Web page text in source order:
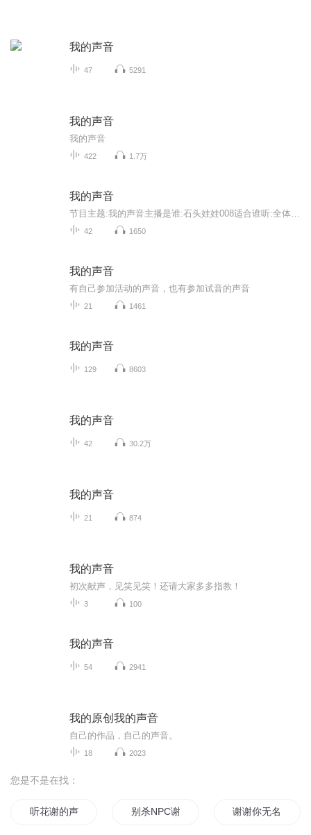
我的声音
47 5291
我的声音
我的声音
422 1.7万
我的声音
42 1650
我的声音
有自己参加活动的声音，也有参加试音的声音
21 1461
我的声音
129 8603
我的声音
42 30.2万
我的声音
21 874
我的声音
初次献声，见笑见笑！还请大家多多指教！
3 100
我的声音
54 2941
我的原创我的声音
自己的作品，自己的声音。
18 2023
您是不是在找：
听花谢的声音 别杀NPC谢谢 谢谢你无名指